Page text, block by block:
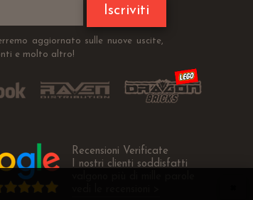
Iscriviti
aggiornato sulle nuove uscite,
e molto altro!
Recensioni Verificate
I nostri clienti soddisfatti